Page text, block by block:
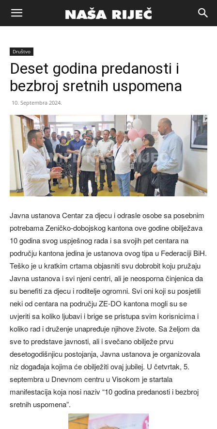
Naša
riječ
Društvo
Deset godina predanosti i
bezbroj sretnih uspomena
10. Septembra 2024.
Javna ustanova Centar za djecu i odrasle osobe sa posebnim
potrebama Zeničko-dobojskog kantona ove godine obilježava
10 godina svog uspješnog rada i sa svojih pet centara na
području kantona jedina je ustanova ovog tipa u Federaciji BiH.
Teško je u kratkim crtama objasniti svu dobrobit koju pružaju
Javna ustanova i svi njeni centri, ali je neosporna činjenica da
su benefiti za djecu i roditelje ogromni. Svi oni koji su posjetili
neki od centara na području ZE-DO kantona mogli su se
uvjeriti sa koliko ljubavi i brige se pristupa svim korisnicima i
koliko rad i druženje unapređuje njihove živote. Sa željom da
sve to predstave javnosti, ali i svečano obilježe prvu
desetogodišnjicu postojanja, Javna ustanova je organizovala
niz događaja kojima će obilježiti ovaj jubilej. U četvrtak, 5.
septembra u Dnevnom centru u Visokom je startala
manifestacija koja nosi naziv “10 godina predanosti i bezbroj
sretnih uspomena”.